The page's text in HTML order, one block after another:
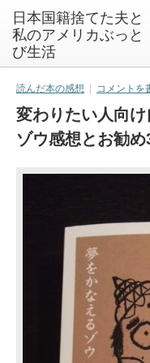
日本国籍捨てた夫と
私のアメリカぶっと
び生活
読んだ本の感想 コメントを
変わりたい人向
ゾウ感想とお勧